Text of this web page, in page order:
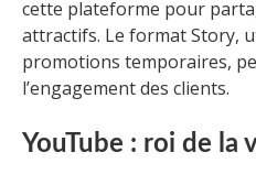
cette plateforme pour
attractifs. Le format Story,
promotions temporaires,
l’engagement des clients.
YouTube : roi de la